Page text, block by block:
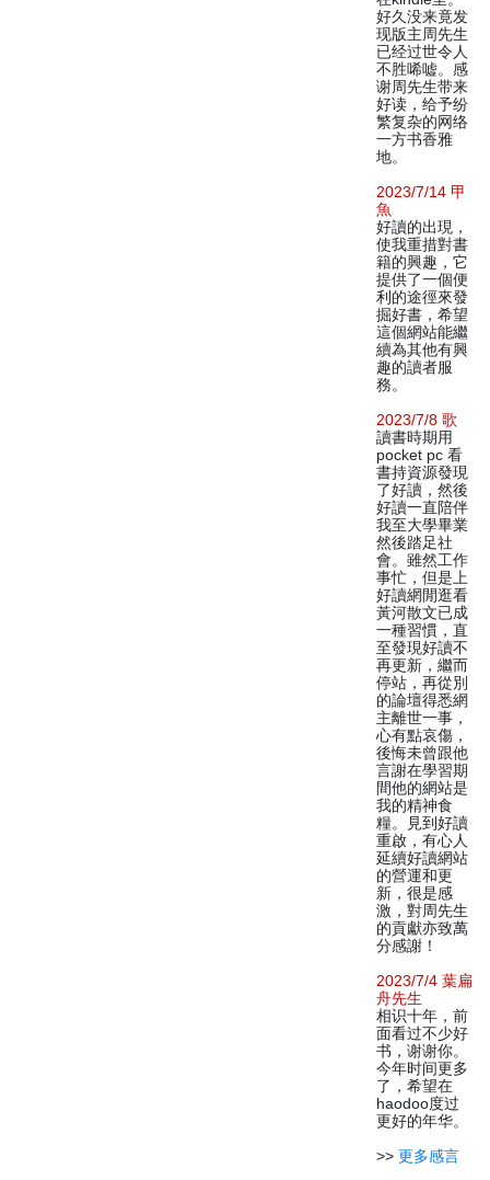
好久没来竟发
现版主周先生
已经过世令人
不胜唏嘘。感
谢周先生带来
好读，给予纷
繁复杂的网络
一方书香雅
地。
2023/7/14 甲
魚
好讀的出現，
使我重措對書
籍的興趣，它
提供了一個便
利的途徑來發
掘好書，希望
這個網站能繼
續為其他有興
趣的讀者服
務。
2023/7/8 歌
讀書時期用
pocket pc 看
書持資源發現
了好讀，然後
好讀一直陪伴
我至大學畢業
然後踏足社
會。雖然工作
事忙，但是上
好讀網閒逛看
黃河散文已成
一種習慣，直
至發現好讀不
再更新，繼而
停站，再從別
的論壇得悉網
主離世一事，
心有點哀傷，
後悔未曾跟他
言謝在學習期
間他的網站是
我的精神食
糧。見到好讀
重啟，有心人
延續好讀網站
的營運和更
新，很是感
激，對周先生
的貢獻亦致萬
分感謝！
2023/7/4 葉扁
舟先生
相识十年，前
面看过不少好
书，谢谢你。
今年时间更多
了，希望在
haodoo度过
更好的年华。
>> 更多感言